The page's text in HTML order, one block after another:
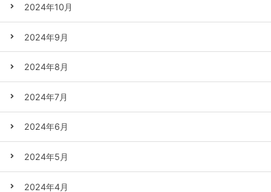
2024年10月
2024年9月
2024年8月
2024年7月
2024年6月
2024年5月
2024年4月